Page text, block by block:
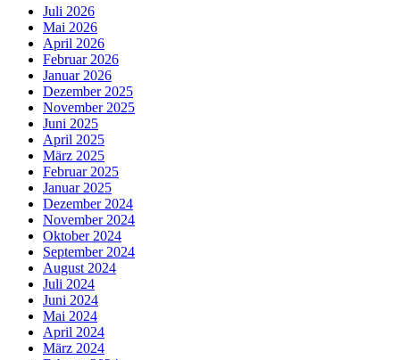
Juli 2026
Mai 2026
April 2026
Februar 2026
Januar 2026
Dezember 2025
November 2025
Juni 2025
April 2025
März 2025
Februar 2025
Januar 2025
Dezember 2024
November 2024
Oktober 2024
September 2024
August 2024
Juli 2024
Juni 2024
Mai 2024
April 2024
März 2024